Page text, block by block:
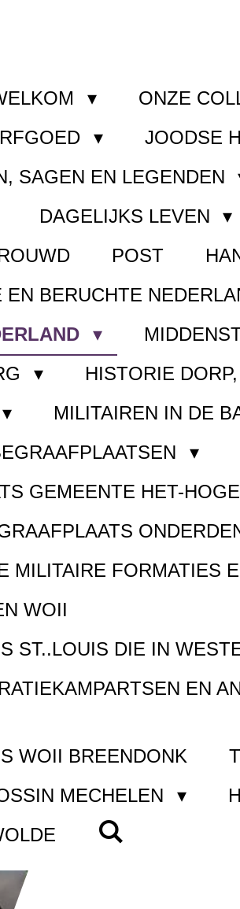
ONZE
JOODSE
SAGEN EN LEGENDEN
DAGELIJKS LEVEN
POST
EN BERUCHTE
HISTORIE
MILITAIREN IN DE
GEMEENTE HET-
MILITAIRE FORMATIES
WOII
ST..LOUIS DIE IN
EN
WOII BREENDONK
MECHELEN